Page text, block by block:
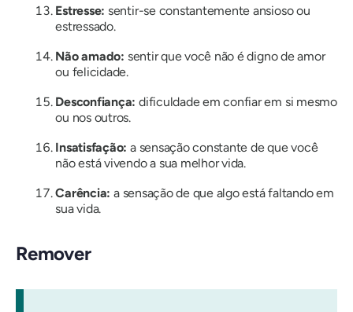
Estresse: sentir-se constantemente ansioso ou
estressado.
Não amado: sentir que você não é digno de amor
ou felicidade.
Desconfiança:dificuldade em confiar em si mesmo
ou nos outros.
Insatisfação:a sensação constante de que você
não está vivendo a sua melhor vida.
Carência: a sensação de que algo está faltando em
sua vida.
Remover